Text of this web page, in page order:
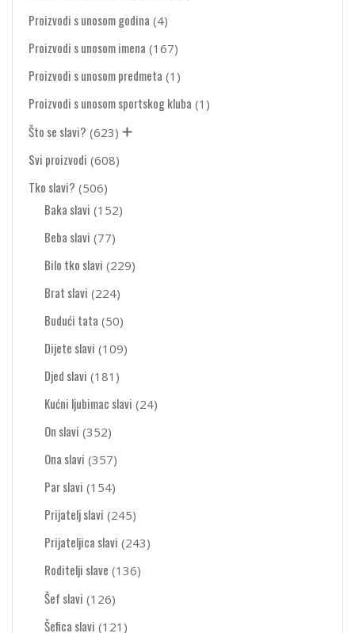
Proizvodi s unosom godina (4)
Proizvodi s unosom imena (167)
Proizvodi s unosom predmeta (1)
Proizvodi s unosom sportskog kluba (1)
Što se slavi? (623)
Svi proizvodi (608)
Tko slavi? (506)
Baka slavi (152)
Beba slavi (77)
Bilo tko slavi (229)
Brat slavi (224)
Budući tata (50)
Dijete slavi (109)
Djed slavi (181)
Kućni ljubimac slavi (24)
On slavi (352)
Ona slavi (357)
Par slavi (154)
Prijatelj slavi (245)
Prijateljica slavi (243)
Roditelji slave (136)
Šef slavi (126)
Šefica slavi (121)